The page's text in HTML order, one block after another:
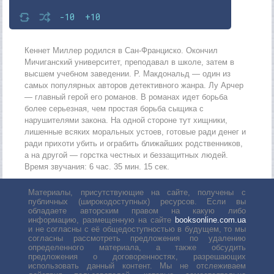
-10 +10
Кеннет Миллер родился в Сан-Франциско. Окончил
Мичиганский университет, преподавал в школе, затем в
высшем учебном заведении. Р. Макдональд — один из
самых популярных авторов детективного жанра. Лу Арчер
— главный герой его романов. В романах идет борьба
более серьезная, чем простая борьба сыщика с
нарушителями закона. На одной стороне тут хищники,
лишенные всяких моральных устоев, готовые ради денег и
ради прихоти убить и ограбить ближайших родственников,
а на другой — горстка честных и беззащитных людей.
Время звучания: 6 час. 35 мин. 15 сек.
Материалы, присутствующие на сайте, получены с
публичных (широкодоступных) ресурсов. Если вы
обладаете авторским правом на какую либо
информацию, размещенную на сайте booksonline.com.ua
и не согласны с её общедоступностью в будущем, то мы
согласны рассмотреть предложения по удалению
определенного материала, а также обсудить
предложения о договоренностях, разрешающих
использовать данный контент. Мы не отслеживаем